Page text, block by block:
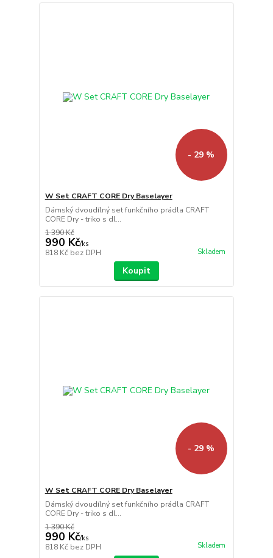
- 29 %
W Set CRAFT CORE Dry Baselayer
Dámský dvoudílný set funkčního prádla CRAFT
CORE Dry - triko s dl...
1 390 Kč
990 Kč/ks
818 Kč bez DPH Skladem
Koupit
- 29 %
W Set CRAFT CORE Dry Baselayer
Dámský dvoudílný set funkčního prádla CRAFT
CORE Dry - triko s dl...
1 390 Kč
990 Kč/ks
818 Kč bez DPH Skladem